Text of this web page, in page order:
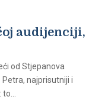
audijenciji,
od Stjepanova
Petra, najprisutniji i